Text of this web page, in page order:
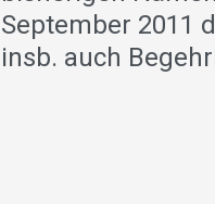
September 2011
insb. auch